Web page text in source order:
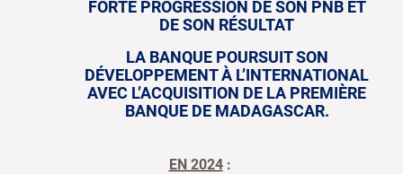
FORTE PROGRESSION DE SON PNB ET
DE SON RÉSULTAT
LA BANQUE POURSUIT SON
DÉVELOPPEMENT À L’INTERNATIONAL
AVEC L’ACQUISITION DE LA PREMIÈRE
BANQUE DE MADAGASCAR.
EN 2024: